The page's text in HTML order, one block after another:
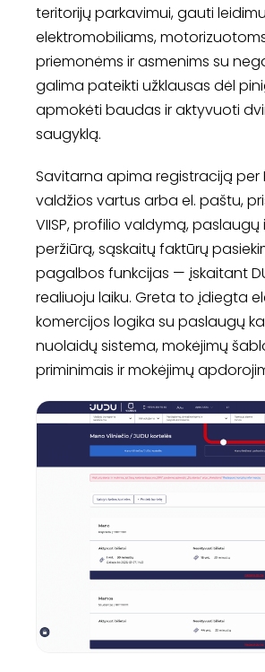
teritorijų parkavimui, gauti
elektromobiliams,
priemonėms ir asmenims su
galima pateikti užklausas dėl
apmokėti baudas ir aktyvuoti
saugyklą.
Savitarna apima registraciją per
valdžios vartus arba el. paštu,
VIISP, profilio valdymą, paslaugų
peržiūrą, sąskaitų faktūrų
pagalbos funkcijas — įskaitant
realiuoju laiku. Greta to įdiegta
komercijos logika su paslaugų
nuolaidų sistema, mokėjimų
priminimais ir mokėjimų